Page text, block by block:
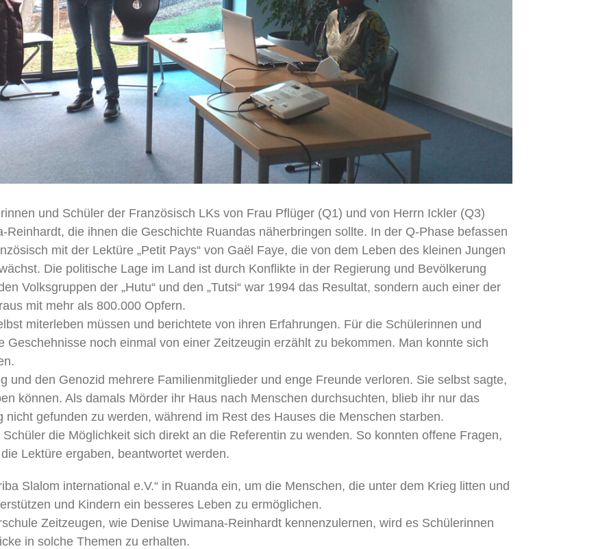
und Schüler der Französisch LKs von Frau Pflüger (Q1) und von Herrn Ickler (Q3)
die ihnen die Geschichte Ruandas näherbringen sollte. In der Q-Phase befassen
mit der Lektüre „Petit Pays“ von Gaël Faye, die von dem Leben des kleinen Jungen
Die politische Lage im Land ist durch Konflikte in der Regierung und Bevölkerung
Volksgruppen der „Hutu“ und den „Tutsi“ war 1994 das Resultat, sondern auch einer der
mit mehr als 800.000 Opfern.
miterleben müssen und berichtete von ihren Erfahrungen. Für die Schülerinnen und
Geschehnisse noch einmal von einer Zeitzeugin erzählt zu bekommen. Man konnte sich
und den Genozid mehrere Familienmitglieder und enge Freunde verloren. Sie selbst sagte,
können. Als damals Mörder ihr Haus nach Menschen durchsuchten, blieb ihr nur das
gefunden zu werden, während im Rest des Hauses die Menschen starben.
die Möglichkeit sich direkt an die Referentin zu wenden. So konnten offene Fragen,
Lektüre ergaben, beantwortet werden.
Slalom international e.V.“ in Ruanda ein, um die Menschen, die unter dem Krieg litten und
und Kindern ein besseres Leben zu ermöglichen.
Zeitzeugen, wie Denise Uwimana-Reinhardt kennenzulernen, wird es Schülerinnen
in solche Themen zu erhalten.